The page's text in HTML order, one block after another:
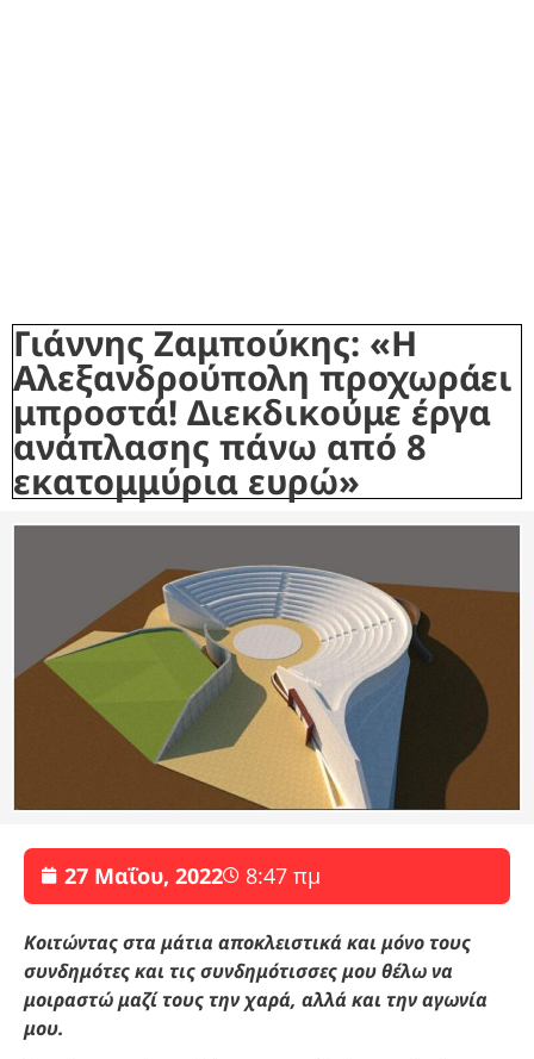
Γιάννης Ζαμπούκης: «Η
Αλεξανδρούπολη προχωράει
μπροστά! Διεκδικούμε έργα
ανάπλασης πάνω από 8
εκατομμύρια ευρώ»
27 Μαΐου, 2022 8:47 πμ
Κοιτώντας στα μάτια αποκλειστικά και μόνο τους
συνδημότες και τις συνδημότισσες μου θέλω να
μοιραστώ μαζί τους την χαρά, αλλά και την αγωνία
μου.